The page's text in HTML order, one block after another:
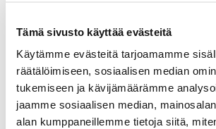
Tämä sivusto käyttää evästeitä
Käytämme evästeitä tarjoamamme
räätälöimiseen, sosiaalisen median
tukemiseen ja kävijämäärämme
jaamme sosiaalisen median,
alan kumppaneillemme tietoja siitä,
Ilmoittautumiset
Alla olevasta vihreästä
tai Eeva Tamminen:
eevakristiina.tamminen@gmail.com
ilmoittautumispäivä on 20.8.2022